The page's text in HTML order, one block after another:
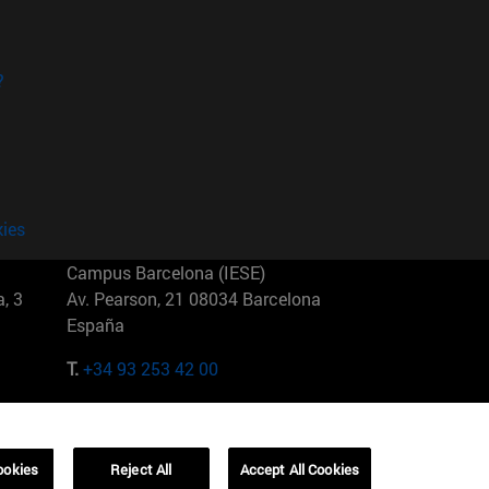
3
Campus Barcelona (IESE)
Av. Pearson, 21 08034 Barcelona
España
T.+34 93 253 42 00
01321001 Bela Vista Brasil
Reject All Accept All Cookies